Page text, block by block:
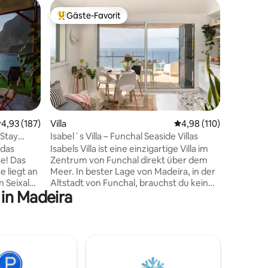
Bewertungen Bewertung: 4,93 von 5, 187 Bewertungen
4,93 (187)
liegt an
Seixal
auf
Beliebter Gäste-Favorit.
Gäste-Favorit
Villa Durchschnittliche
4,98 (110)
Isabel´s Villa – Funchal Seaside Villas
Isabels Villa ist eine einzigartige Villa im
Zentrum von Funchal direkt über dem
Meer. In bester Lage von Madeira, in der
Altstadt von Funchal, brauchst du kein
Auto und kannst alle wichtigen
Sehenswürdigkeiten zu Fuß erreichen.
Moderne Villa mit 1 Schlafzimmer, WC
Madeira